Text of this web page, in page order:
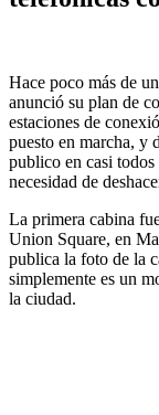
Hace poco más de
anunció su plan de
estaciones de
puesto en marcha, y
publico en casi
necesidad de
La primera cabina
Union Square, en
publica la foto de la
simplemente es un
la ciudad.